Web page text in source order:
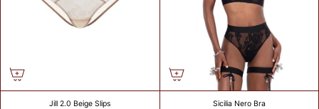
Jill 2.0 Beige Slips Sicilia Nero Bra